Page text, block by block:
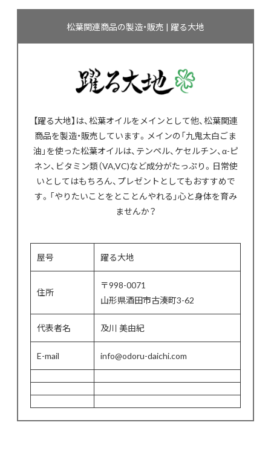
松葉関連商品の製造・販売 | 躍る大地
【躍る大地】は、松葉オイルをメインとして他、松葉関連
商品を製造・販売しています。メインの「九鬼太白ごま
油」を使った松葉オイルは、テンペル、ケセルチン、α-ピ
ネン、ビタミン類（VA,VC)など成分がたっぷり。日常使
いとしてはもちろん、プレゼントとしてもおすすめで
す。「やりたいことをとことんやれる」心と身体を育み
ませんか？
屋号 躍る大地
住所
〒998-0071
山形県酒田市古湊町3-62
代表者名 及川 美由紀
E-mail info@odoru-daichi.com